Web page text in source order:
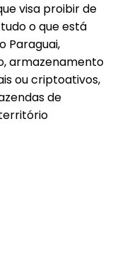
visa proibir de
o que está
Paraguai,
armazenamento
ou criptoativos,
de